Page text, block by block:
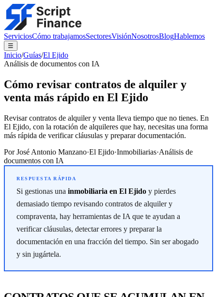
ServiciosCómo trabajamosSectoresVisiónNosotrosBlogHablemos
☰
Inicio/Guías/El Ejido
Análisis de documentos con IA
Cómo revisar contratos de alquiler y
venta más rápido en El Ejido
Revisar contratos de alquiler y venta lleva tiempo que no tienes. En
El Ejido, con la rotación de alquileres que hay, necesitas una forma
más rápida de verificar cláusulas y preparar documentación.
PorJosé Antonio Manzano·El Ejido·Inmobiliarias·Análisis de
documentos con IA
Si gestionas una inmobiliaria en El Ejido y pierdes
demasiado tiempo revisando contratos de alquiler y
compraventa, hay herramientas de IA que te ayudan a
verificar cláusulas, detectar errores y preparar la
documentación en una fracción del tiempo. Sin ser abogado
y sin jugártela.